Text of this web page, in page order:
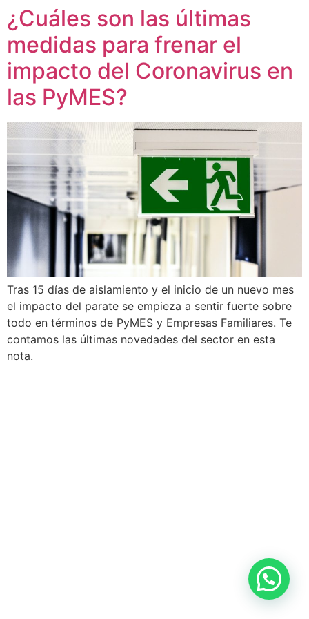
al
contenido
¿Cuáles son las últimas
medidas para frenar el
impacto del Coronavirus en
las PyMES?
Tras 15 días de aislamiento y el inicio de un nuevo mes
el impacto del parate se empieza a sentir fuerte sobre
todo en términos de PyMES y Empresas Familiares. Te
contamos las últimas novedades del sector en esta
nota.